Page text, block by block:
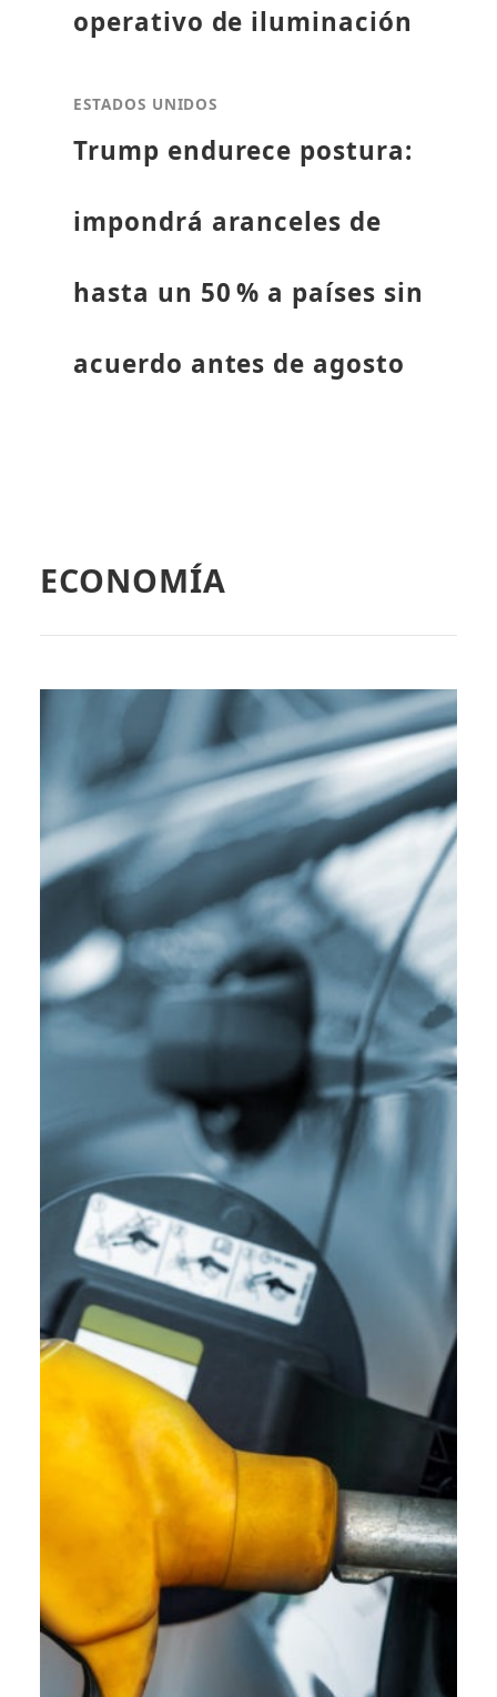
operativo de iluminación
ESTADOS UNIDOS
Trump endurece postura:
impondrá aranceles de
hasta un 50 % a países sin
acuerdo antes de agosto
ECONOMÍA